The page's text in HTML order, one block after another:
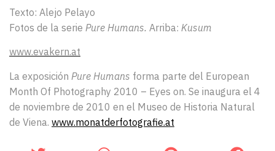
Texto: Alejo Pelayo
Fotos de la serie Pure Humans. Arriba: Kusum
www.evakern.at
La exposición Pure Humans forma parte del European
Month Of Photography 2010 – Eyes on. Se inaugura el 4
de noviembre de 2010 en el Museo de Historia Natural
de Viena. www.monatderfotografie.at